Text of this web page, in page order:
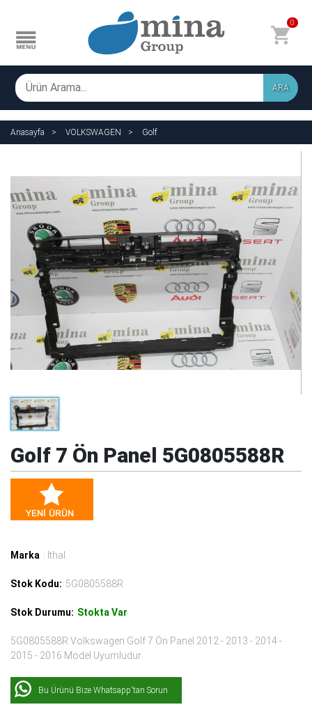
0
ARA
Anasayfa VOLKSWAGEN Golf
Golf 7 Ön Panel 5G0805588R
Marka : İthal
Stok Kodu: 5G0805588R
Stok Durumu: Stokta Var
5G0805588R Volkswagen Golf 7 Ön Panel 2012 - 2013 - 2014 -
2015 - 2016 Model Uyumludur.
Bu Ürünü Bize Whatsapp'tan Sorun